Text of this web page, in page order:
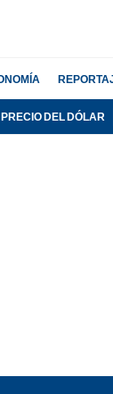
PRECIO DEL DÓLAR